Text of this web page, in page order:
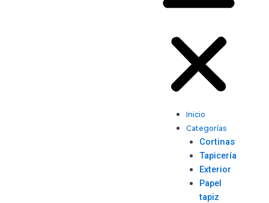
Inicio
Categorías
Cortinas
Tapicería
Exterior
Papel
tapiz